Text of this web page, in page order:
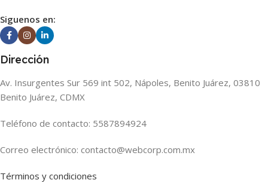
Siguenos en:
Dirección
Av. Insurgentes Sur 569 int 502, Nápoles, Benito Juárez, 03810
Benito Juárez, CDMX
Teléfono de contacto: 5587894924
Correo electrónico: contacto@webcorp.com.mx
Términos y condiciones